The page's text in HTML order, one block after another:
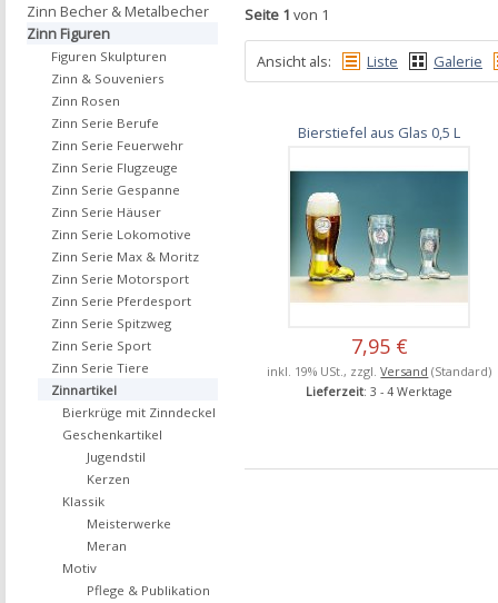
Seite 1 von 1
Ansicht als: Liste Galerie
Bierstiefel aus Glas 0,5 L
7,95 €
inkl. 19% USt., zzgl.Versand (Standard)
Lieferzeit: 3 - 4 Werktage
Zinn Becher & Metalbecher
Zinn Figuren
Figuren Skulpturen
Zinn & Souveniers
Zinn Rosen
Zinn Serie Berufe
Zinn Serie Feuerwehr
Zinn Serie Flugzeuge
Zinn Serie Gespanne
Zinn Serie Häuser
Zinn Serie Lokomotive
Zinn Serie Max & Moritz
Zinn Serie Motorsport
Zinn Serie Pferdesport
Zinn Serie Spitzweg
Zinn Serie Sport
Zinn Serie Tiere
Zinnartikel
Bierkrüge mit Zinndeckel
Geschenkartikel
Jugendstil
Kerzen
Klassik
Meisterwerke
Meran
Motiv
Pflege & Publikation